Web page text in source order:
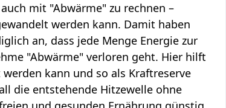
mit "Abwärme" zu rechnen –
werden kann. Damit haben
an, dass jede Menge Energie zur
"Abwärme" verloren geht. Hier hilft
kann und so als Kraftreserve
die entstehende Hitzewelle ohne